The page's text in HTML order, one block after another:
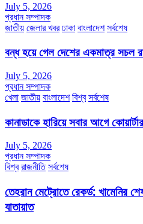
July 5, 2026
প্রধান সম্পাদক
জাতীয় জেলার খবর ঢাকা বাংলাদেশ সর্বশেষ
বন্ধ হয়ে গেল দেশের একমাত্র সচল
July 5, 2026
প্রধান সম্পাদক
খেলা জাতীয় বাংলাদেশ বিশ্ব সর্বশেষ
কানাডাকে হারিয়ে সবার আগে
July 5, 2026
প্রধান সম্পাদক
বিশ্ব রাজনীতি সর্বশেষ
তেহরান মেট্রোতে রেকর্ড: খামেনির
যাতায়াত